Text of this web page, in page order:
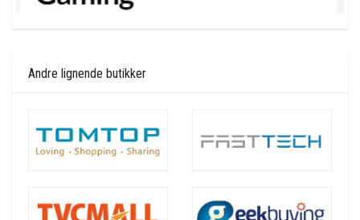
Andre lignende butikker